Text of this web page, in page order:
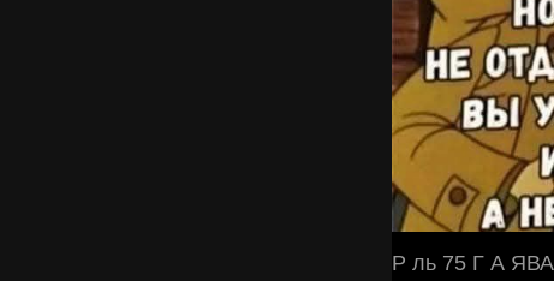
Р ль 75 Г А